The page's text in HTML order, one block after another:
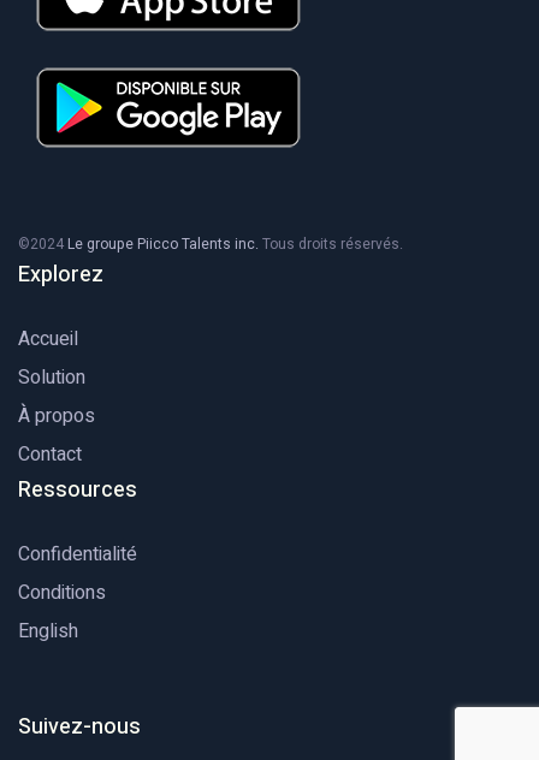
©2024 Le groupe Piicco Talents inc. Tous droits réservés.
Explorez
Accueil
Solution
À propos
Contact
Ressources
Confidentialité
Conditions
English
Suivez-nous